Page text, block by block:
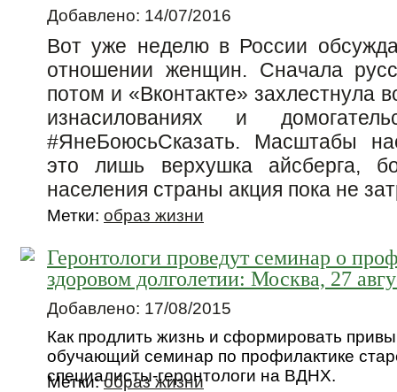
Добавлено: 14/07/2016
Вот уже неделю в России
отношении женщин. Сначала
потом и «Вконтакте» захлестнула
изнасилованиях и
#ЯнеБоюсьСказать. Масштабы
это лишь верхушка айсберга,
населения страны акция пока не
Метки: образ жизни
Геронтологи проведут семинар о
здоровом долголетии: Москва, 27
Добавлено: 17/08/2015
Как продлить жизнь и сформировать
обучающий семинар по профилактике
специалисты-геронтологи на ВДНХ.
Метки: образ жизни